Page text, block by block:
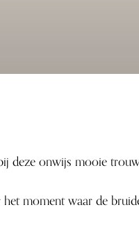
deze onwijs mooie
het moment waar de